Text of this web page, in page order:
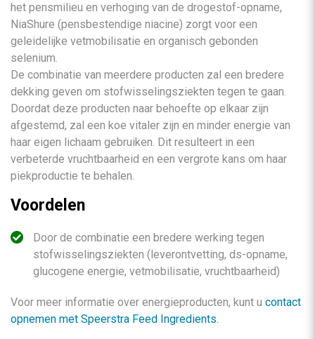
het pensmilieu en verhoging van de drogestof-opname,
NiaShure (pensbestendige niacine) zorgt voor een
geleidelijke vetmobilisatie en organisch gebonden
selenium.
De combinatie van meerdere producten zal een bredere
dekking geven om stofwisselingsziekten tegen te gaan.
Doordat deze producten naar behoefte op elkaar zijn
afgestemd, zal een koe vitaler zijn en minder energie van
haar eigen lichaam gebruiken. Dit resulteert in een
verbeterde vruchtbaarheid en een vergrote kans om haar
piekproductie te behalen.
Voordelen
Door de combinatie een bredere werking tegen
stofwisselingsziekten (leverontvetting, ds-opname,
glucogene energie, vetmobilisatie, vruchtbaarheid)
Voor meer informatie over energieproducten, kunt u contact
opnemen met Speerstra Feed Ingredients.